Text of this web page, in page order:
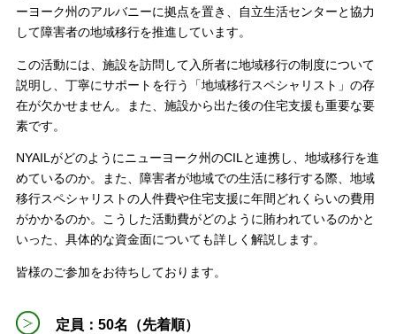
ーヨーク州のアルバニーに拠点を置き、自立生活センターと協力
して障害者の地域移行を推進しています。
この活動には、施設を訪問して入所者に地域移行の制度について
説明し、丁寧にサポートを行う「地域移行スペシャリスト」の存
在が欠かせません。また、施設から出た後の住宅支援も重要な要
素です。
NYAILがどのようにニューヨーク州のCILと連携し、地域移行を進
めているのか。また、障害者が地域での生活に移行する際、地域
移行スペシャリストの人件費や住宅支援に年間どれくらいの費用
がかかるのか。こうした活動費がどのように賄われているのかと
いった、具体的な資金面についても詳しく解説します。
皆様のご参加をお待ちしております。
定員：50名（先着順）